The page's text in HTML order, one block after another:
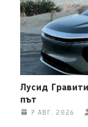
Лусид
път
7 АВГ. 2026